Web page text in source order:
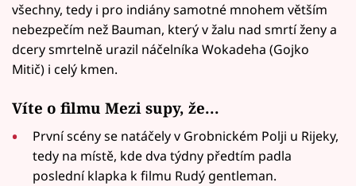
všechny, tedy i pro indiány samotné mnohem větším
nebezpečím než Bauman, který v žalu nad smrtí ženy a
dcery smrtelně urazil náčelníka Wokadeha (Gojko
Mitič) i celý kmen.
Víte o filmu Mezi supy, že...
První scény se natáčely v Grobnickém Polji u Rijeky,
tedy na místě, kde dva týdny předtím padla
poslední klapka k filmu Rudý gentleman.